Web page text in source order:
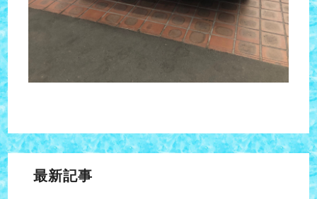
最新記事